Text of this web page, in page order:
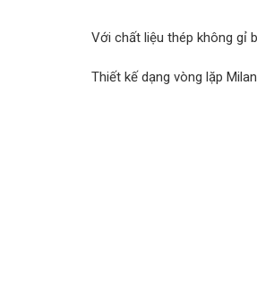
Với chất liệu thép không gỉ
Thiết kế dạng vòng lặp